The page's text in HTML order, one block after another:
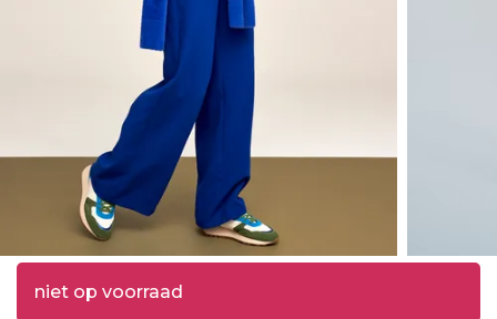
niet op voorraad